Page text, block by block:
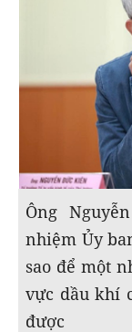
Ông
nhiệm Ủy
sao để một
vực dầu khí
được